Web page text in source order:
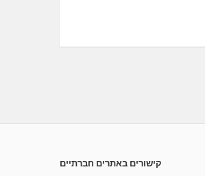
קישורים באתרים חברתיים